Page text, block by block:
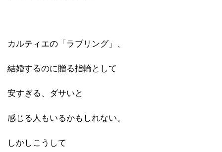
カルティエの「ラブリング」、
結婚するのに贈る指輪として
安すぎる、ダサいと
感じる人もいるかもしれない。
しかしこうして